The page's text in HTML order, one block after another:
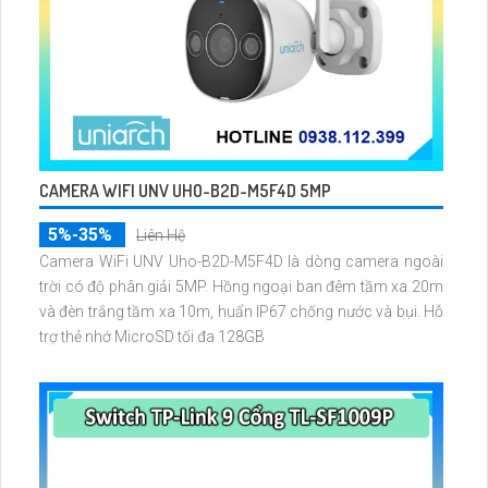
CAMERA WIFI UNV UHO-B2D-M5F4D 5MP
5%-35%
Liên Hệ
Camera WiFi UNV Uho-B2D-M5F4D là dòng camera ngoài
trời có độ phân giải 5MP. Hồng ngoại ban đêm tầm xa 20m
và đèn trắng tầm xa 10m, huẩn IP67 chống nước và bụi. Hỗ
trợ thẻ nhớ MicroSD tối đa 128GB